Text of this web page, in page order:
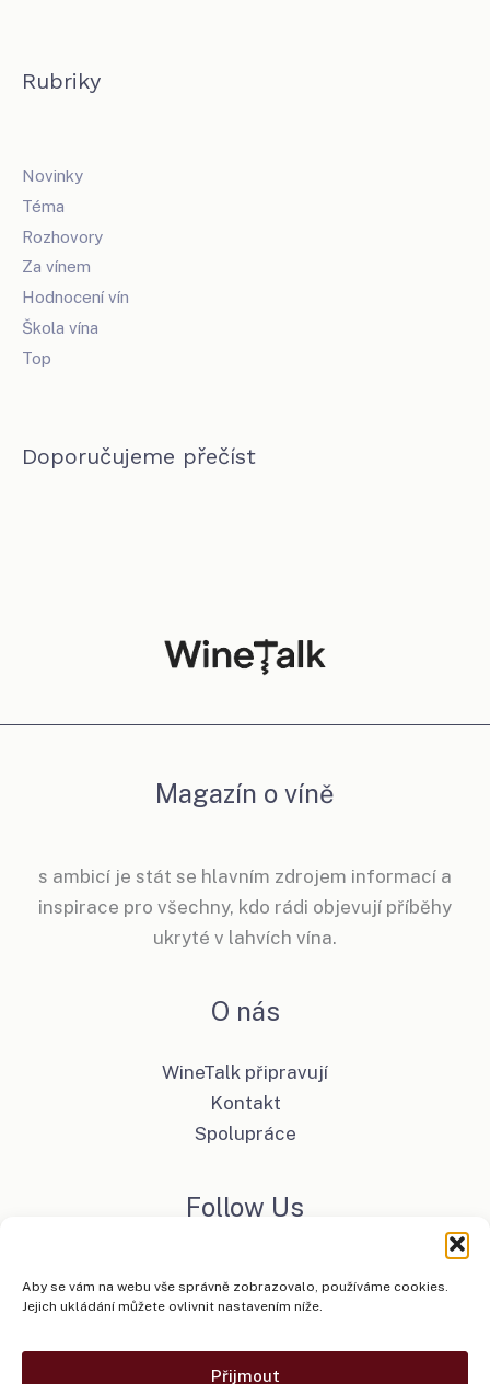
Aby se vám na webu vše správně zobrazovalo, používáme cookies.
Jejich ukládání můžete ovlivnit nastavením níže.
Přijmout
Rubriky
Novinky
Téma
Rozhovory
Za vínem
Hodnocení vín
Škola vína
Top
Doporučujeme přečíst
Magazín o víně
s ambicí je stát se hlavním zdrojem informací a
inspirace pro všechny, kdo rádi objevují příběhy
ukryté v lahvích vína.
O nás
WineTalk připravují
Kontakt
Spolupráce
Follow Us
Instagram